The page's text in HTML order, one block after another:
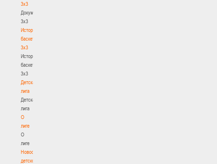
3х3
Документы
3х3
История
баскетбола
3х3
История
баскетбола
3х3
Детская
лига
Детская
лига
О
лиге
О
лиге
Новости
детской